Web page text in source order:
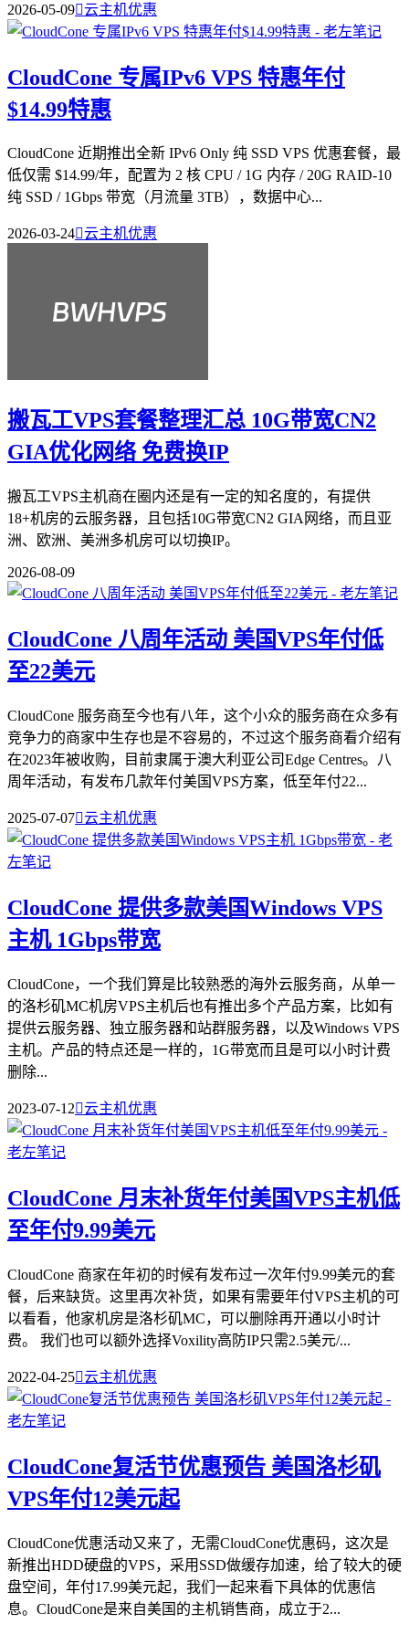
2026-05-09云主机优惠
CloudCone 专属IPv6 VPS 特惠年付
$14.99特惠
CloudCone 近期推出全新 IPv6 Only 纯 SSD VPS 优惠套餐，最
低仅需 $14.99/年，配置为 2 核 CPU / 1G 内存 / 20G RAID-10
纯 SSD / 1Gbps 带宽（月流量 3TB），数据中心...
2026-03-24云主机优惠
搬瓦工VPS套餐整理汇总 10G带宽CN2
GIA优化网络 免费换IP
搬瓦工VPS主机商在圈内还是有一定的知名度的，有提供
18+机房的云服务器，且包括10G带宽CN2 GIA网络，而且亚
洲、欧洲、美洲多机房可以切换IP。
2026-08-09
CloudCone 八周年活动 美国VPS年付低
至22美元
CloudCone 服务商至今也有八年，这个小众的服务商在众多有
竞争力的商家中生存也是不容易的，不过这个服务商看介绍有
在2023年被收购，目前隶属于澳大利亚公司Edge Centres。八
周年活动，有发布几款年付美国VPS方案，低至年付22...
2025-07-07云主机优惠
CloudCone 提供多款美国Windows VPS
主机 1Gbps带宽
CloudCone，一个我们算是比较熟悉的海外云服务商，从单一
的洛杉矶MC机房VPS主机后也有推出多个产品方案，比如有
提供云服务器、独立服务器和站群服务器，以及Windows VPS
主机。产品的特点还是一样的，1G带宽而且是可以小时计费
删除...
2023-07-12云主机优惠
CloudCone 月末补货年付美国VPS主机低
至年付9.99美元
CloudCone 商家在年初的时候有发布过一次年付9.99美元的套
餐，后来缺货。这里再次补货，如果有需要年付VPS主机的可
以看看，他家机房是洛杉矶MC，可以删除再开通以小时计
费。 我们也可以额外选择Voxility高防IP只需2.5美元/...
2022-04-25云主机优惠
CloudCone复活节优惠预告 美国洛杉矶
VPS年付12美元起
CloudCone优惠活动又来了，无需CloudCone优惠码，这次是
新推出HDD硬盘的VPS，采用SSD做缓存加速，给了较大的硬
盘空间，年付17.99美元起，我们一起来看下具体的优惠信
息。CloudCone是来自美国的主机销售商，成立于2...